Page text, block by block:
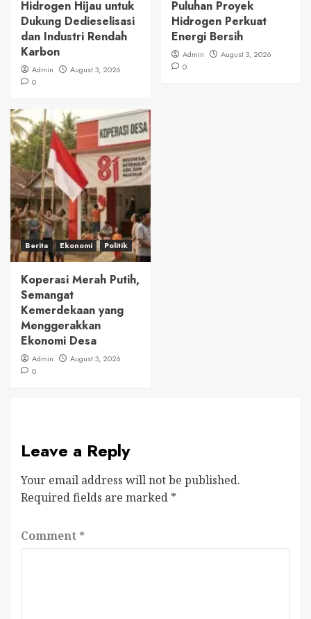
Hidrogen Hijau untuk
Dukung Dedieselisasi
dan Industri Rendah
Karbon
Admin
August 3, 2026
0
Puluhan Proyek
Hidrogen Perkuat
Energi Bersih
Admin
August 3, 2026
0
Berita Ekonomi Politik
Koperasi Merah Putih,
Semangat
Kemerdekaan yang
Menggerakkan
Ekonomi Desa
Admin
August 3, 2026
0
Leave a Reply
Your email address will not be published.
Required fields are marked *
Comment *